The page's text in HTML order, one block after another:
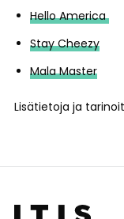
Hello America
Stay Cheezy
Mala Master
Lisätietoja ja